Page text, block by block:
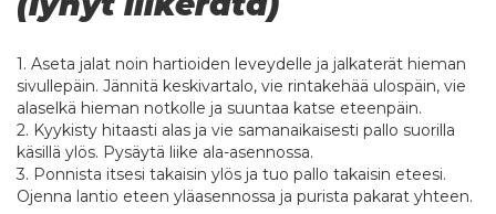
1. Aseta jalat noin hartioiden leveydelle ja jalkaterät hieman
sivullepäin. Jännitä keskivartalo, vie rintakehää ulospäin, vie
alaselkä hieman notkolle ja suuntaa katse eteenpäin.
2. Kyykisty hitaasti alas ja vie samanaikaisesti pallo suorilla
käsillä ylös. Pysäytä liike ala-asennossa.
3. Ponnista itsesi takaisin ylös ja tuo pallo takaisin eteesi.
Ojenna lantio eteen yläasennossa ja purista pakarat yhteen.